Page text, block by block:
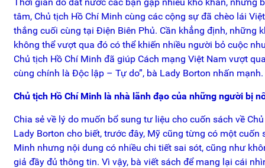
tâm, Chủ tịch Hồ Chí Minh cùng các cộng sự đã chèo lái
thắng cuối cùng tại Điện Biên Phủ. Cần khẳng định, những
không thể vượt qua đó có thể khiến nhiều người bỏ cuộc
Chủ tịch Hồ Chí Minh đã giúp Cách mạng Việt Nam vượt
cùng chính là Độc lập – Tự do”, bà Lady Borton nhấn mạnh.
Chủ tịch Hồ Chí Minh là nhà lãnh đạo của những người bị
Chia sẻ về lý do muốn bổ sung tư liệu cho cuốn sách về
Lady Borton cho biết, trước đây, Mỹ cũng từng có một cuốn
Minh nhưng nội dung có nhiều chi tiết sai sót, cũng như
giả đầy đủ thông tin. Vì vậy, bà viết sách để mang lại cái